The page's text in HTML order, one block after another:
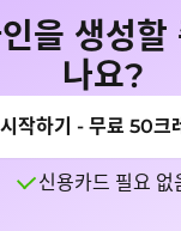
트를 검토하세요.
을 생성할
나요?
시작하기 - 무료 50크
신용카드 필요 없